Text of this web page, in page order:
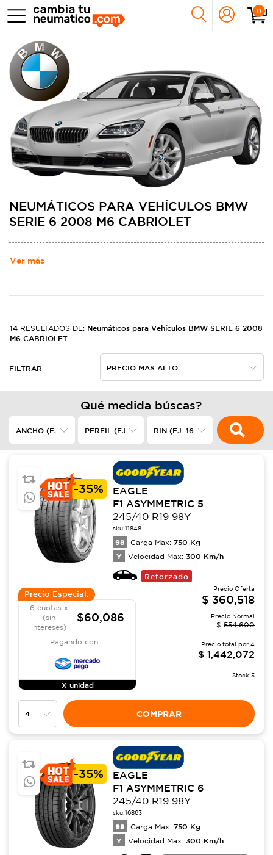
0
NEUMÁTICOS PARA VEHÍCULOS BMW
SERIE 6 2008 M6 CABRIOLET
Ver más
14 RESULTADOS DE: Neumáticos para Vehículos BMW SERIE 6 2008
M6 CABRIOLET
FILTRAR
Qué medida búscas?
-35%
EAGLE
F1 ASYMMETRIC 5
245/40 R19 98Y
sku:11848
98 Carga Max: 750 Kg
Y Velocidad Max: 300 Km/h
Reforzado
Precio Especial:
6 cuotas x
(sin
intereses)
$60,086
Pagando con:
X unidad
Precio Oferta
$ 360,518
Precio Normal
$ 554,600
Precio total por 4
$ 1,442,072
Stock:5
COMPRAR
-35%
EAGLE
F1 ASYMMETRIC 6
245/40 R19 98Y
sku:16863
98 Carga Max: 750 Kg
Y Velocidad Max: 300 Km/h